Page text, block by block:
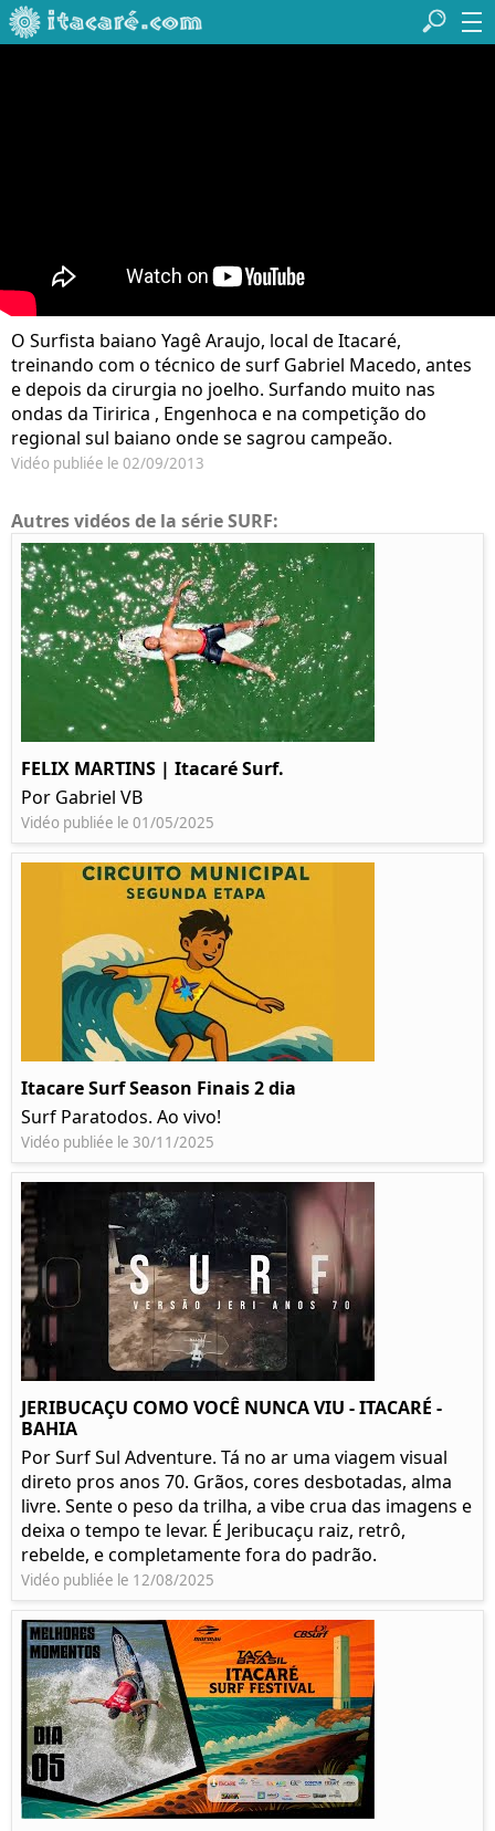
O Surfista baiano Yagê Araujo, local de Itacaré,
treinando com o técnico de surf Gabriel Macedo, antes
e depois da cirurgia no joelho. Surfando muito nas
ondas da Tiririca , Engenhoca e na competição do
regional sul baiano onde se sagrou campeão.
Vidéo publiée le 02/09/2013
Autres vidéos de la série SURF:
FELIX MARTINS | Itacaré Surf.
Por Gabriel VB
Vidéo publiée le 01/05/2025
Itacare Surf Season Finais 2 dia
Surf Paratodos. Ao vivo!
Vidéo publiée le 30/11/2025
JERIBUCAÇU COMO VOCÊ NUNCA VIU - ITACARÉ -
BAHIA
Por Surf Sul Adventure. Tá no ar uma viagem visual
direto pros anos 70. Grãos, cores desbotadas, alma
livre. Sente o peso da trilha, a vibe crua das imagens e
deixa o tempo te levar. É Jeribucaçu raiz, retrô,
rebelde, e completamente fora do padrão.
Vidéo publiée le 12/08/2025